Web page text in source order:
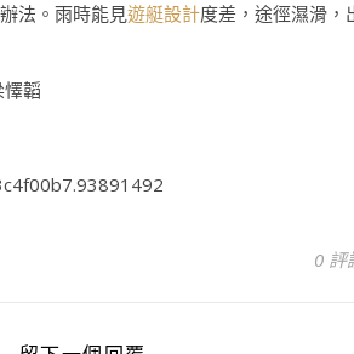
法。雨時能見遊艇設計度差，途徑濕滑，
懌韜
0 評